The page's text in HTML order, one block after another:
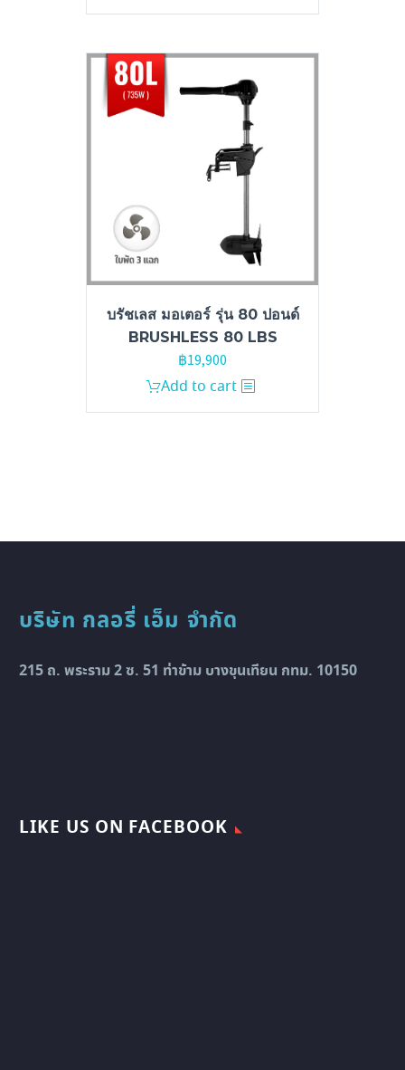
บรัชเลส มอเตอร์ รุ่น 80 ปอนด์
BRUSHLESS 80 LBS
฿19,900
Add to cart
บริษัท กลอรี่ เอ็ม จำกัด
215 ถ. พระราม 2 ซ. 51 ท่าข้าม บางขุนเทียน กทม. 10150
LIKE US ON FACEBOOK